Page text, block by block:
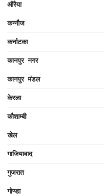
औरैया
कन्नौज
कर्नाटका
कानपुर नगर
कानपुर मंडल
केरला
कौशाम्बी
खेल
गाजियाबाद
गुजरात
गोण्डा